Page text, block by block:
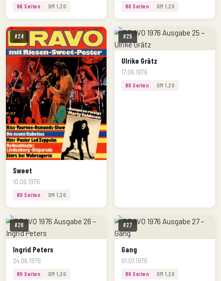
96 Seiten DM 1,20 80 Seiten DM 1,20
#24
Sweet
10.06.1976
80 Seiten DM 1,20
#25
Ulrike Grätz
17.06.1976
80 Seiten DM 1,20
#26
Ingrid Peters
24.06.1976
80 Seiten DM 1,20
#27
Gang
01.07.1976
80 Seiten DM 1,20